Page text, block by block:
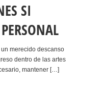
SI
merecido descanso
dentro de las artes
mantener […]